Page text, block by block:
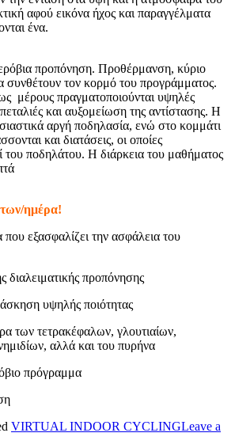
αφού εικόνα ήχος και παραγγέλματα
ένα.
προπόνηση. Προθέρμανση, κύριο
συνθέτουν τον κορμό του προγράμματος.
μέρους πραγματοποιούνται υψηλές
και αυξομείωση της αντίστασης. Η
αργή ποδηλασία, ενώ στο κομμάτι
και διατάσεις, οι οποίες
του ποδηλάτου. Η διάρκεια του μαθήματος
ημέρα!
εξασφαλίζει την ασφάλεια του
διαλειματικής προπόνησης
υψηλής ποιότητας
των τετρακέφαλων, γλουτιαίων,
αλλά και του πυρήνα
πρόγραμμα
VIRTUAL INDOOR CYCLINGLeave a